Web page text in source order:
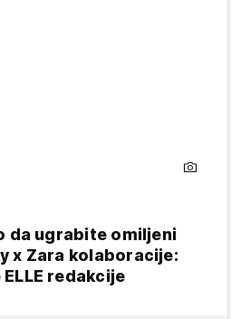
da ugrabite omiljeni
x Zara kolaboracije:
redakcije